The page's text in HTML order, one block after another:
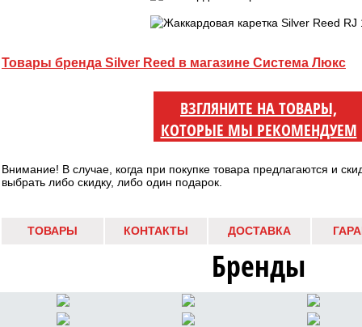
Товары бренда Silver Reed в магазине Система Люкс
ВЗГЛЯНИТЕ НА ТОВАРЫ,
КОТОРЫЕ МЫ РЕКОМЕНДУЕМ
Внимание! В случае, когда при покупке товара предлагаются и
выбрать либо скидку, либо один подарок.
ТОВАРЫ КОНТАКТЫ ДОСТАВКА
Бренды